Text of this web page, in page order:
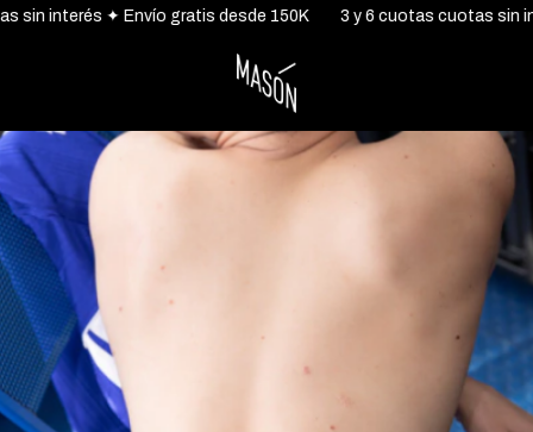
interés ✦ Envío gratis desde 150K 3 y 6 cuotas cuotas sin